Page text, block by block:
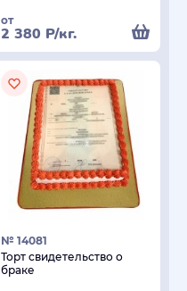
от
2 380 Р/кг.
№ 14081
Торт свидетельство о
браке